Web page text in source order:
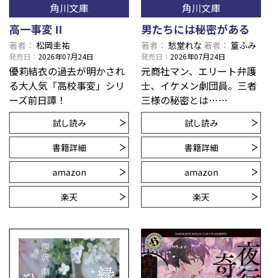
角川文庫
高一事変 II
著者 松岡圭祐
発売日 2026年07月24日
優莉結衣の過去が明かされ
る大人気「高校事変」シリ
ーズ前日譚！
試し読み
書籍詳細
amazon
楽天
角川文庫
男たちには秘密がある
著者 愁堂れな 著者 篁ふみ
発売日 2026年07月24日
元商社マン、エリート弁護
士、イケメン劇団員。三者
三様の秘密とは……
試し読み
書籍詳細
amazon
楽天